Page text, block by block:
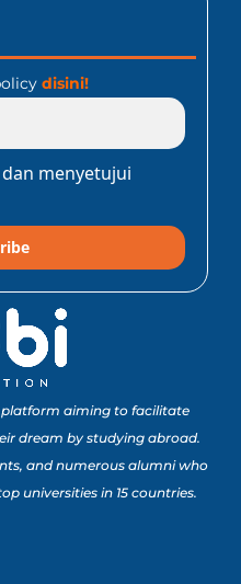
disini!
menyetujui
aiming to facilitate
dream by studying abroad.
and numerous alumni who
universities in 15 countries.